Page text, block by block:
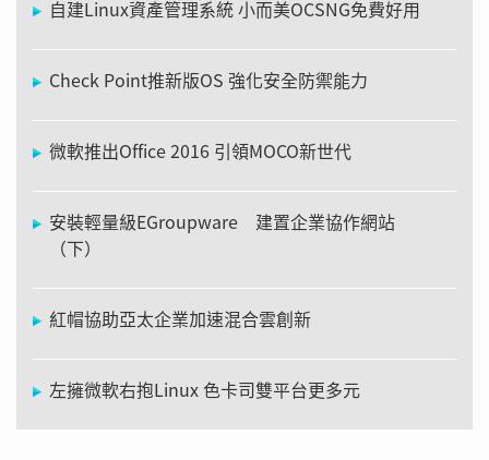
自建Linux資產管理系統 小而美OCSNG免費好用
Check Point推新版OS 強化安全防禦能力
微軟推出Office 2016 引領MOCO新世代
安裝輕量級EGroupware 建置企業協作網站
（下）
紅帽協助亞太企業加速混合雲創新
左擁微軟右抱Linux 色卡司雙平台更多元